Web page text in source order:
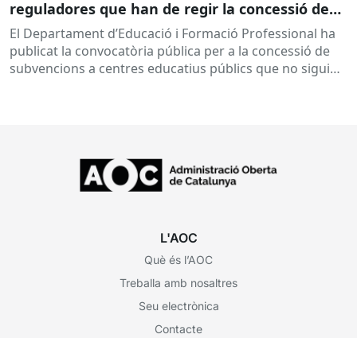
reguladores que han de regir la concessió de
subvencions a centres educatius, per al
desenvolupament de programes de formació i
inserció, durant el curs 2026-2027
El Departament d’Educació i Formació Professional ha
publicat la convocatòria pública per a la concessió de
subvencions a centres educatius públics que no siguin
L'AOC
Què és l’AOC
Treballa amb nosaltres
Seu electrònica
Contacte